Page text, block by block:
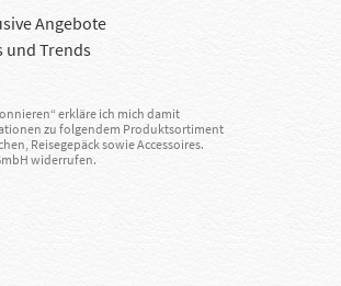
Angebote
und Trends
erkläre ich mich damit
zu folgendem Produktsortiment
Reisegepäck sowie Accessoires.
widerrufen.